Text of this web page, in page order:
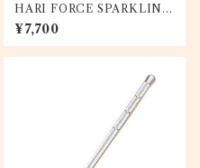
HARI FORCE SPARKLING
PACK
¥7,700